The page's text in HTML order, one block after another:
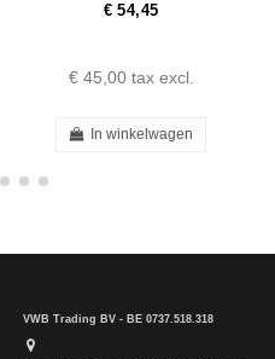
€ 54,45
€ 45,00 tax excl.
In winkelwagen
VWB Trading BV - BE 0737.518.318